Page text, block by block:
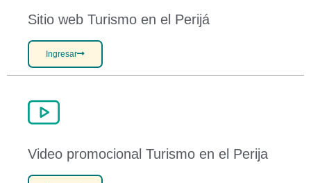
Sitio web Turismo en el Perijá
Ingresar
Video promocional Turismo en el Perija